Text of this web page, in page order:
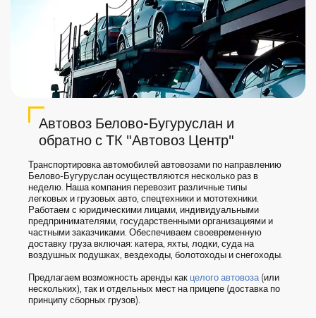
Автовоз Белово-Бугуруслан и
обратно с ТК "Автовоз Центр"
Транспортировка автомобилей автовозами по направлению
Белово-Бугуруслан осуществляются несколько раз в
неделю. Наша компания перевозит различные типы
легковых и грузовых авто, спецтехники и мототехники.
Работаем с юридическими лицами, индивидуальными
предпринимателями, государственными организациями и
частными заказчиками. Обеспечиваем своевременную
доставку груза включая: катера, яхты, лодки, суда на
воздушных подушках, вездеходы, болотоходы и снегоходы.
Предлагаем возможность аренды как целого автовоза(или
нескольких), так и отдельных мест на прицепе (доставка по
принципу сборных грузов).